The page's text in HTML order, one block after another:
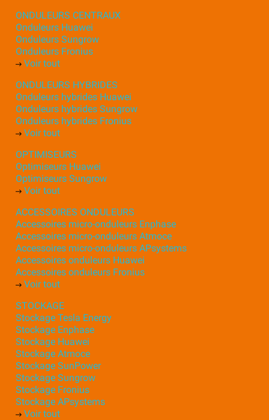
ONDULEURS CENTRAUX
Onduleurs Huawei
Onduleurs Sungrow
Onduleurs Fronius
Voir tout
ONDULEURS HYBRIDES
Onduleurs hybrides Huawei
Onduleurs hybrides Sungrow
Onduleurs hybrides Fronius
Voir tout
OPTIMISEURS
Optimiseurs Huawei
Optimiseurs Sungrow
Voir tout
ACCESSOIRES ONDULEURS
Accessoires micro-onduleurs Enphase
Accessoires micro-onduleurs Atmoce
Accessoires micro-onduleurs APsystems
Accessoires onduleurs Huawei
Accessoires onduleurs Fronius
Voir tout
STOCKAGE
Stockage Tesla Energy
Stockage Enphase
Stockage Huawei
Stockage Atmoce
Stockage SunPower
Stockage Sungrow
Stockage Fronius
Stockage APsystems
Voir tout